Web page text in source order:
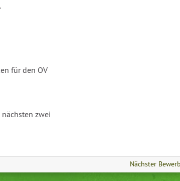
für den OV
zwei
Nächster